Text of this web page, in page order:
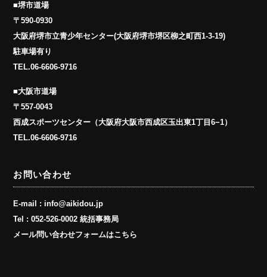
■堺市道場
〒590-0930
大阪府堺市立青少年センター(大阪府堺市堺区柳之町西1-3-19)
駐車場有り
TEL.06-6606-9716
■大阪市道場
〒557-0043
西成スポーツセンター（大阪府大阪市西成区玉出東1丁目6−1）
TEL.06-6606-9716
お問い合わせ
E-mail : info@aikidou.jp
Tel :052-526-0002 統括事務局
メール問い合わせフォームはこちら